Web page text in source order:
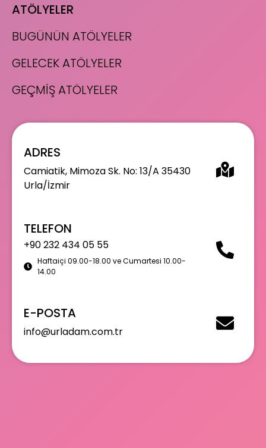
ATÖLYELER
BUGÜNÜN ATÖLYELER
GELECEK ATÖLYELER
GEÇMİŞ ATÖLYELER
ADRES
Camiatik, Mimoza Sk. No: 13/A 35430
Urla/İzmir
TELEFON
+90 232 434 05 55
Haftaiçi 09.00-18.00 ve Cumartesi 10.00-
14.00
E-POSTA
info@urladam.com.tr